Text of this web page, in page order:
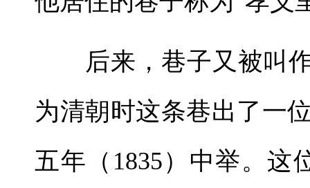
后来，巷子又被叫作
为清朝时这条巷出了一
五年（1835）中举。这